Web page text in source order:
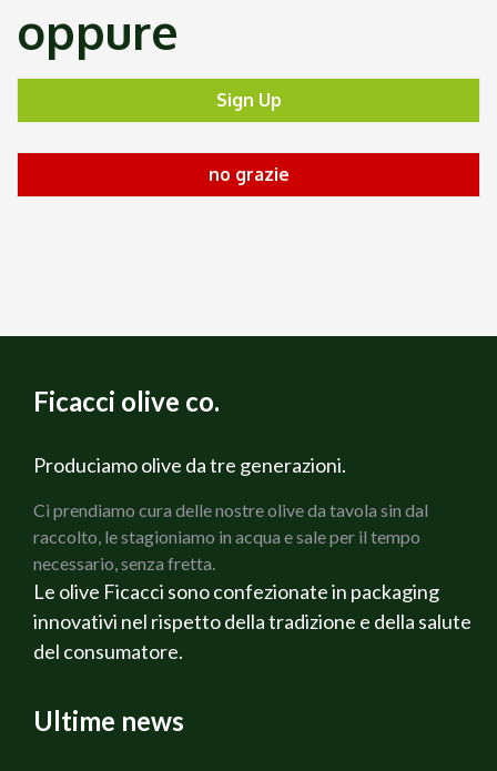
oppure
Ficacci olive co.
Produciamo olive da tre generazioni.
Ci prendiamo cura delle nostre olive da tavola sin dal
raccolto, le stagioniamo in acqua e sale per il tempo
necessario, senza fretta.
Le olive Ficacci sono confezionate in packaging
innovativi nel rispetto della tradizione e della salute
del consumatore.
Ultime news